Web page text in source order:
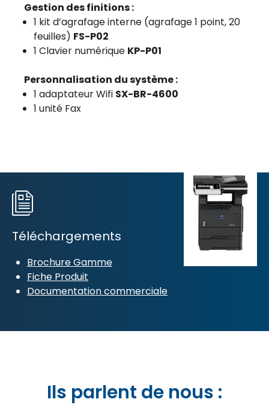
Gestion des finitions :
1 kit d’agrafage interne (agrafage 1 point, 20
feuilles) FS-P02
1 Clavier numérique KP-P01
Personnalisation du système :
1 adaptateur Wifi SX-BR-4600
1 unité Fax
Téléchargements
Brochure Gamme
Fiche Produit
Documentation commerciale
Ils parlent de nous :